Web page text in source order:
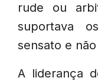
rude ou
suportava
sensato e
A liderança